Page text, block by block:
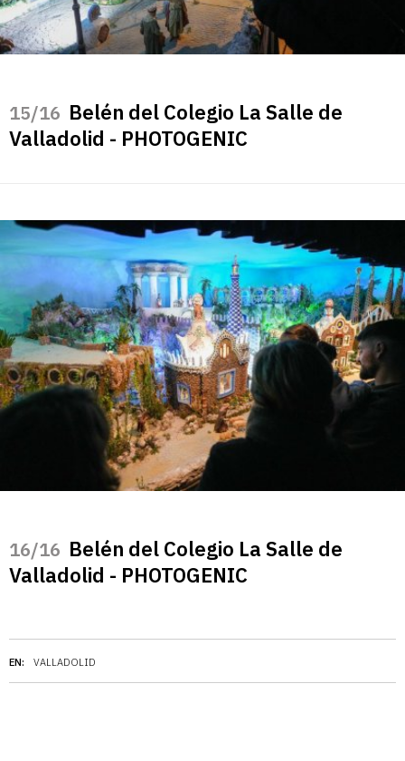
EN: VALLADOLID
/16 Belén del Colegio La Salle de
Valladolid - PHOTOGENIC
/16 Belén del Colegio La Salle de
Valladolid - PHOTOGENIC